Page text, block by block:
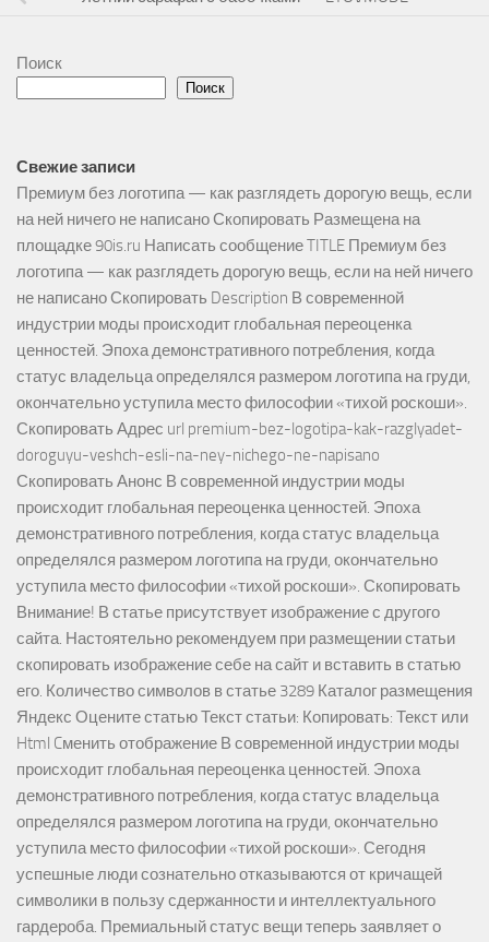
Поиск
Поиск
Свежие записи
Премиум без логотипа — как разглядеть дорогую вещь, если
на ней ничего не написано Скопировать Размещена на
площадке 90is.ru Написать сообщение TITLE Премиум без
логотипа — как разглядеть дорогую вещь, если на ней ничего
не написано Скопировать Description В современной
индустрии моды происходит глобальная переоценка
ценностей. Эпоха демонстративного потребления, когда
статус владельца определялся размером логотипа на груди,
окончательно уступила место философии «тихой роскоши».
Скопировать Адрес url premium-bez-logotipa-kak-razglyadet-
doroguyu-veshch-esli-na-ney-nichego-ne-napisano
Скопировать Анонс В современной индустрии моды
происходит глобальная переоценка ценностей. Эпоха
демонстративного потребления, когда статус владельца
определялся размером логотипа на груди, окончательно
уступила место философии «тихой роскоши». Скопировать
Внимание! В статье присутствует изображение с другого
сайта. Настоятельно рекомендуем при размещении статьи
скопировать изображение себе на сайт и вставить в статью
его. Количество символов в статье 3289 Каталог размещения
Яндекс Оцените статью Текст статьи: Копировать: Текст или
Html Cменить отображение В современной индустрии моды
происходит глобальная переоценка ценностей. Эпоха
демонстративного потребления, когда статус владельца
определялся размером логотипа на груди, окончательно
уступила место философии «тихой роскоши». Сегодня
успешные люди сознательно отказываются от кричащей
символики в пользу сдержанности и интеллектуального
гардероба. Премиальный статус вещи теперь заявляет о